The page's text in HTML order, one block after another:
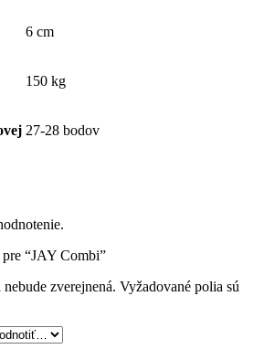
6 cm
150 kg
27-28 bodov
“JAY Combi”
zverejnená. Vyžadované polia sú